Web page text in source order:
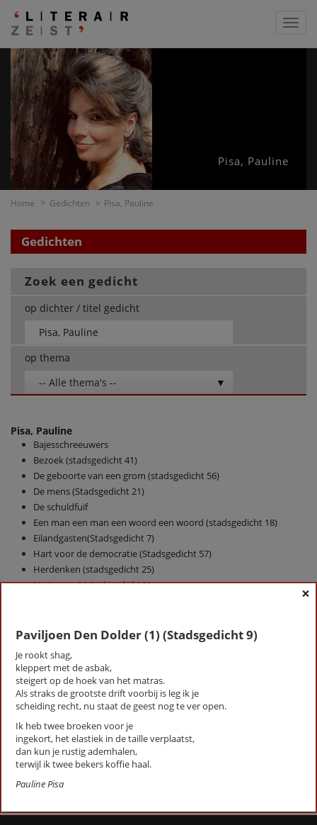
Pisa, Pauline
Home Gedichten Pisa, Pauline
Gedichten
Zoek een gedicht
op dichter / titel gedicht
op thema
-- Alle thema's --
Pisa, Pauline
Bajesschreeuwers
Bezoek (stadsgedicht 41)
De geboorte van een grom (stadsgedicht 56)
De mens (Stadsgedicht 21)
De schuldfuif
Een man een man een woord een woord (stadsgedicht 18)
Eilandgasten(Stadsgedicht 7)
Hart voor de democratie (Stadsgedicht 57)
Herdenken (stadsgedicht 25)
Hertsonnet (stadsgedicht 6)
Nepvachtaaien (Stadsgedicht 38)
Ode aan Beukbergen (Stadsgedicht 46)
Over de grens val je van de wereld
Paviljoen Den Dolder (1) (Stadsgedicht 9)
Paviljoen Den Dolder (2) (Stadsgedicht 10)
Paviljoen Den Dolder (3) (Stadsgedicht 11)
Snoepkast in Zeist (Stadsgedicht 8)
First
×
Paviljoen Den Dolder (1) (Stadsgedicht 9)
Je rookt shag,
kleppert met de asbak,
steigert op de hoek van het matras.
Als straks de grootste drift voorbij is leg ik je
scheiding recht, nu staat de geest nog te ver open.
Ik heb twee broeken voor je
ingekort, het elastiek in de taille verplaatst,
dan kun je rustig ademhalen,
terwijl ik twee bekers koffie haal.
Pauline Pisa